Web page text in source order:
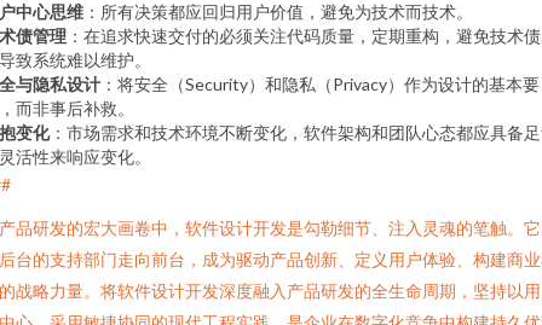
中心思维 ：所有决策都应回归用户价值，避免为技术而技术。
债管理 ：在追求快速交付的必须关注代码质量，定期重构，避免技术
致系统难以维护。
与隐私设计 ：将安全（Security）和隐私（Privacy）作为设计的基本要
而非事后补救。
变化：市场需求和技术环境不断变化，软件架构和团队心态都应具备
活性来响应变化。
品研发的宏大画卷中，软件设计开发是勾勒细节、注入灵魂的笔触。
台的支持部门走向前台，成为驱动产品创新、定义用户体验、构建商
战略力量。将软件设计开发深度融入产品研发的全生命周期，坚持以